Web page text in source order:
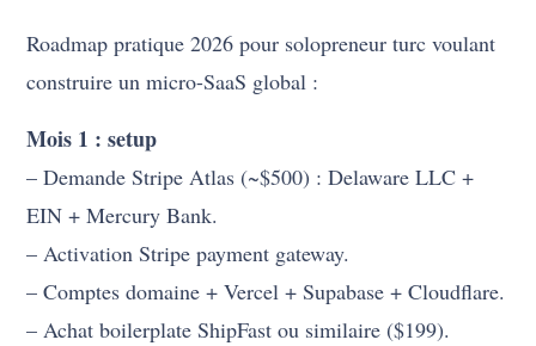
Roadmap pratique 2026 pour solopreneur turc voulant
construire un micro-SaaS global :
Mois 1 : setup
– Demande Stripe Atlas (~$500) : Delaware LLC +
EIN + Mercury Bank.
– Activation Stripe payment gateway.
– Comptes domaine + Vercel + Supabase + Cloudflare.
– Achat boilerplate ShipFast ou similaire ($199).